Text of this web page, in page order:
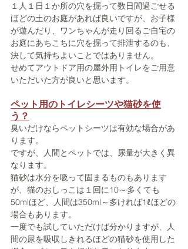
１人１日１か所の穴を掘って数日間過ごせる
ほどの土のお庭があれば良いですが、お子様
が遊んだり、ワンちゃんが走り回るご自宅の
お庭にあちこちに穴を掘って排泄するのも、
決して気持ちよいことではありません。
せめてアウトドア用の屋外用トイレをご用意
いただいた方が良いと思います。
ペット用のトイレシーツや猫砂を使
う？
臭いだけならペットシーツは有効な場合があ
ります。
ですが、人間とペットでは、尿量が大きく異
なります。
猫砂は水分を吸って固まるものもあります
が、猫のおしっこは１回に10～多くても
50mlほど、人間は350ml～多ければ1ℓほどの
場合もあります。
一度でも試していただけば分かりますが、人
間の尿を吸収しきれるほどの猫砂を使用した